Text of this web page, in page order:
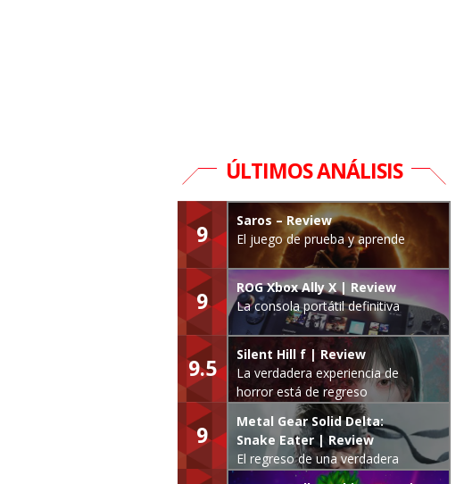
ÚLTIMOS ANÁLISIS
9
Saros – Review
El juego de prueba y aprende
9
ROG Xbox Ally X | Review
La consola portátil definitiva
9.5
Silent Hill f | Review
La verdadera experiencia de
horror está de regreso
9
Metal Gear Solid Delta:
Snake Eater | Review
El regreso de una verdadera
leyenda